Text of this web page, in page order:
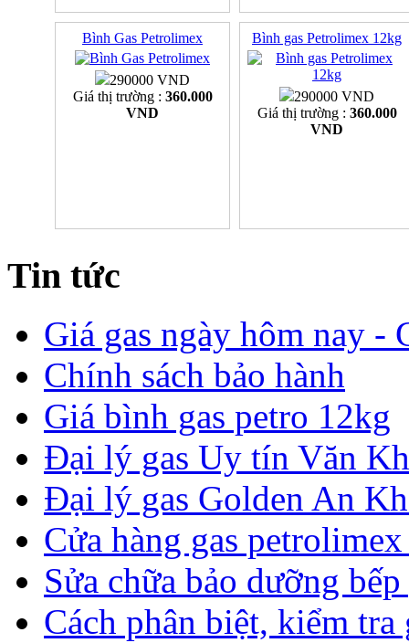
Bình Gas Petrolimex
290000 VND
Giá thị trường : 360.000
VND
Bình gas Petrolimex 12kg
290000 VND
Giá thị trường : 360.000
VND
Tin tức
Giá gas ngày hôm nay -
Chính sách bảo hành
Giá bình gas petro 12kg
Đại lý gas Uy tín Văn
Đại lý gas Golden An
Cửa hàng gas
Sửa chữa bảo dưỡng
Cách phân biệt, kiểm